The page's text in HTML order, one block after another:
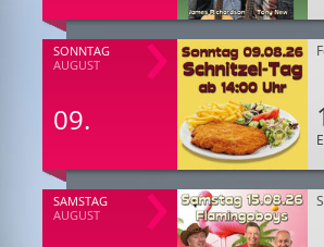
SONNTAG
AUGUST
09.
SAMSTAG
AUGUST